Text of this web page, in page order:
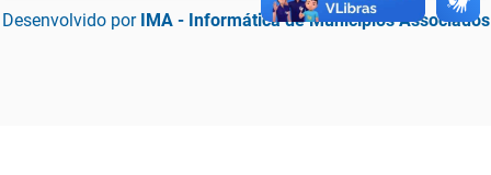
Desenvolvido por IMA - Informática de Municípios Associados